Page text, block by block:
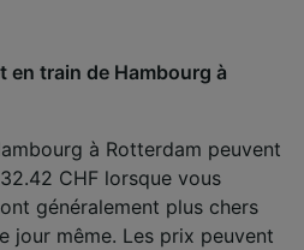
en train de Hambourg à
à Rotterdam peuvent
CHF lorsque vous
généralement plus chers
jour même. Les prix peuvent